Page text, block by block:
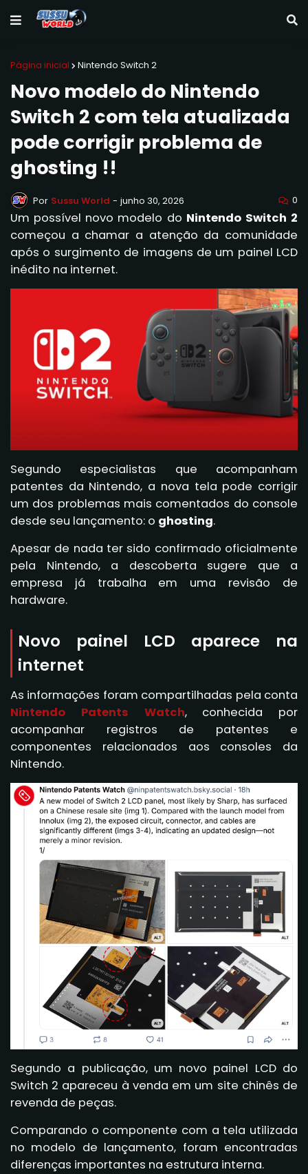
Página inicial Nintendo Switch 2
Novo modelo do Nintendo
Switch 2 com tela atualizada
pode corrigir problema de
ghosting !!
Por Sussu World - junho 30, 2026 0
Um possível novo modelo do Nintendo Switch 2
começou a chamar a atenção da comunidade
após o surgimento de imagens de um painel LCD
inédito na internet.
Segundo especialistas que acompanham
patentes da Nintendo, a nova tela pode corrigir
um dos problemas mais comentados do console
desde seu lançamento: o ghosting.
Apesar de nada ter sido confirmado oficialmente
pela Nintendo, a descoberta sugere que a
empresa já trabalha em uma revisão de
hardware.
Novo painel LCD aparece na
internet
As informações foram compartilhadas pela conta
Nintendo Patents Watch, conhecida por
acompanhar registros de patentes e
componentes relacionados aos consoles da
Nintendo.
Segundo a publicação, um novo painel LCD do
Switch 2 apareceu à venda em um site chinês de
revenda de peças.
Comparando o componente com a tela utilizada
no modelo de lançamento, foram encontradas
diferenças importantes na estrutura interna.